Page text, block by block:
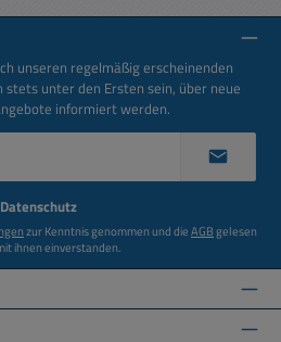
unseren regelmäßig erscheinenden
unter den Ersten sein, über neue
informiert werden.
Datenschutz
zur Kenntnis genommen und dieAGBgelesen
ihnen einverstanden.